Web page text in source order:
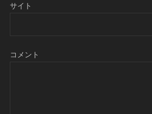
サイト
コメント